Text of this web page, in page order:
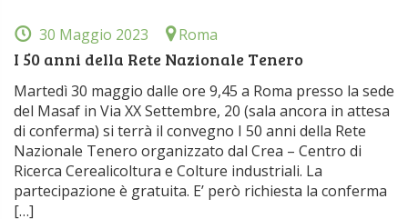
30 Maggio 2023 Roma
I 50 anni della Rete Nazionale Tenero
Martedì 30 maggio dalle ore 9,45 a Roma presso la sede
del Masaf in Via XX Settembre, 20 (sala ancora in attesa
di conferma) si terrà il convegno I 50 anni della Rete
Nazionale Tenero organizzato dal Crea – Centro di
Ricerca Cerealicoltura e Colture industriali. La
partecipazione è gratuita. E’ però richiesta la conferma
[…]